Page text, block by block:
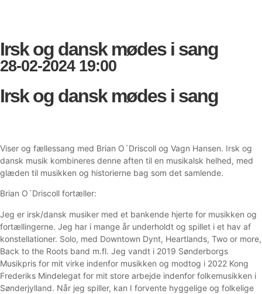
Irsk og dansk mødes i sang
28-02-2024 19:00
Irsk og dansk mødes i sang
Viser og fællessang med Brian O´Driscoll og Vagn Hansen. Irsk og
dansk musik kombineres denne aften til en musikalsk helhed, med
glæden til musikken og historierne bag som det samlende.
Brian O´Driscoll fortæller:
Jeg er irsk/dansk musiker med et bankende hjerte for musikken og
fortællingerne. Jeg har i mange år underholdt og spillet i et hav af
konstellationer. Solo, med Downtown Dynt, Heartlands, Two or more,
Back to the Roots band m.fl. Jeg vandt i 2019 Sønderborgs
Musikpris for mit virke indenfor musikken og modtog i 2022 Kong
Frederiks Mindelegat for mit store arbejde indenfor folkemusikken i
Sønderjylland. Når jeg spiller, kan I forvente hyggelige og folkelige